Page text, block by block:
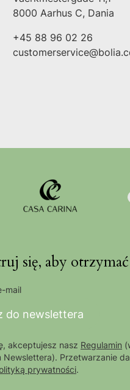
8000 Aarhus C, Dania
+45 88 96 02 26
się, aby
mail
do newslettera
akceptujesz nasz Regulamin
Przetwarzanie
prywatności.